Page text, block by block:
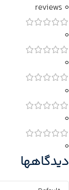
0 reviews
0
0
0
0
0
دیدگاهها